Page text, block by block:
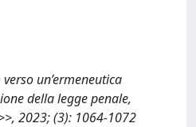
un’ermeneutica
della legge penale,
2023; (3): 1064-1072